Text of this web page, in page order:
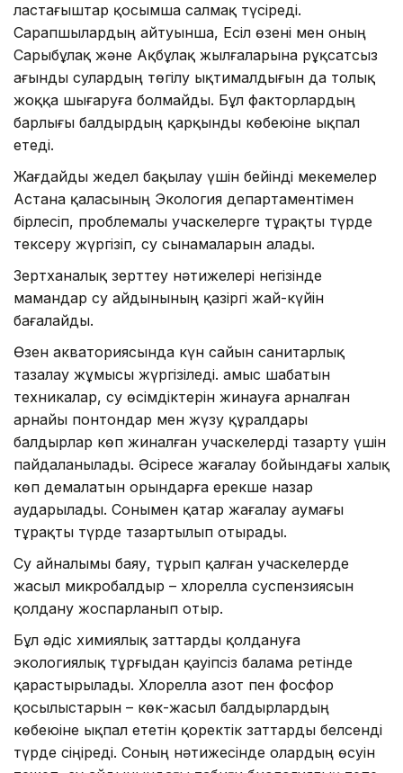
ластағыштар қосымша салмақ түсіреді.
Сарапшылардың айтуынша, Есіл өзені мен оның
Сарыбұлақ және Ақбұлақ жылғаларына рұқсатсыз
ағынды сулардың төгілу ықтималдығын да толық
жоққа шығаруға болмайды. Бұл факторлардың
барлығы балдырдың қарқынды көбеюіне ықпал
етеді.
Жағдайды жедел бақылау үшін бейінді мекемелер
Астана қаласының Экология департаментімен
бірлесіп, проблемалы учаскелерге тұрақты түрде
тексеру жүргізіп, су сынамаларын алады.
Зертханалық зерттеу нәтижелері негізінде
мамандар су айдынының қазіргі жай-күйін
бағалайды.
Өзен акваториясында күн сайын санитарлық
тазалау жұмысы жүргізіледі. Қамыс шабатын
техникалар, су өсімдіктерін жинауға арналған
арнайы понтондар мен жүзу құралдары
балдырлар көп жиналған учаскелерді тазарту үшін
пайдаланылады. Әсіресе жағалау бойындағы халық
көп демалатын орындарға ерекше назар
аударылады. Сонымен қатар жағалау аумағы
тұрақты түрде тазартылып отырады.
Су айналымы баяу, тұрып қалған учаскелерде
жасыл микробалдыр – хлорелла суспензиясын
қолдану жоспарланып отыр.
Бұл әдіс химиялық заттарды қолдануға
экологиялық тұрғыдан қауіпсіз балама ретінде
қарастырылады. Хлорелла азот пен фосфор
қосылыстарын – көк-жасыл балдырлардың
көбеюіне ықпал ететін қоректік заттарды белсенді
түрде сіңіреді. Соның нәтижесінде олардың өсуін